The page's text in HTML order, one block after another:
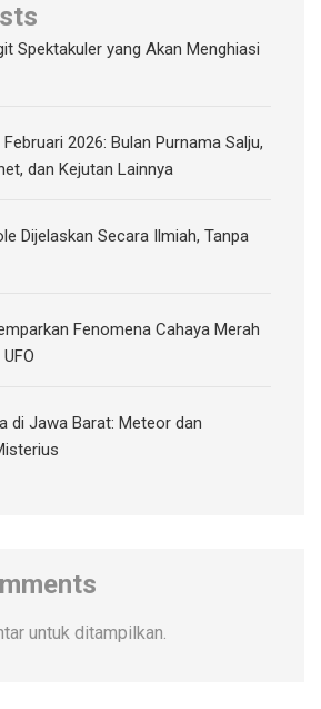
Spektakuler yang Akan Menghiasi
2026: Bulan Purnama Salju,
dan Kejutan Lainnya
Dijelaskan Secara Ilmiah, Tanpa
Fenomena Cahaya Merah
di Jawa Barat: Meteor dan
untuk ditampilkan.